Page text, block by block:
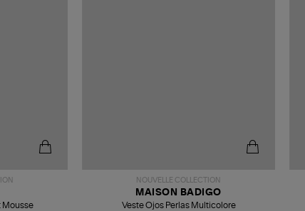
Mousse
NOUVELLE COLLECTION
MAISON BADIGO
Veste Ojos Perlas Multicolore